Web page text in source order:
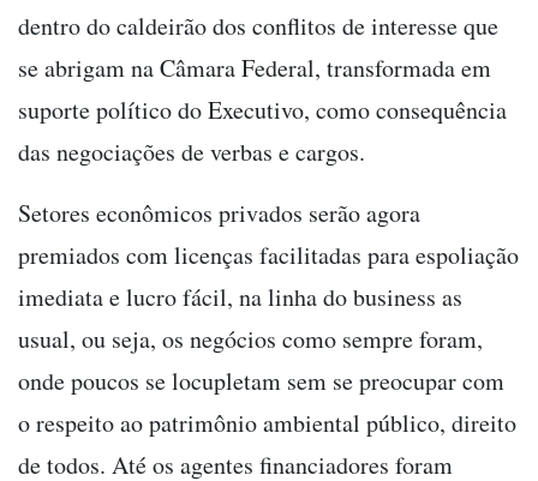
dentro do caldeirão dos conflitos de interesse que
se abrigam na Câmara Federal, transformada em
suporte político do Executivo, como consequência
das negociações de verbas e cargos.
Setores econômicos privados serão agora
premiados com licenças facilitadas para espoliação
imediata e lucro fácil, na linha do business as
usual, ou seja, os negócios como sempre foram,
onde poucos se locupletam sem se preocupar com
o respeito ao patrimônio ambiental público, direito
de todos. Até os agentes financiadores foram